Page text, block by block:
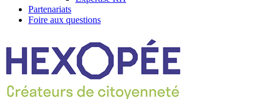
Partenariats
Foire aux questions